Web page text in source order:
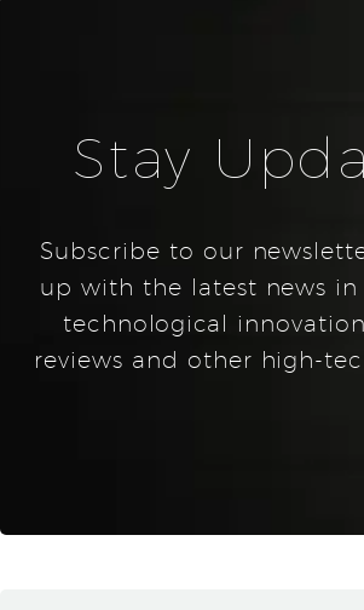
Stay
Subscribe to our
up with the latest news
technological
reviews and other high-